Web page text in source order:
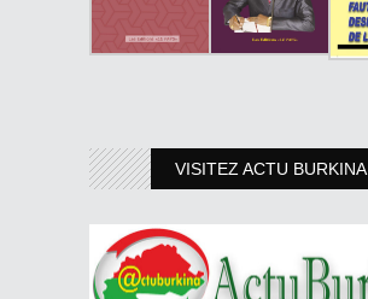
VISITEZ ACTU BURKINA